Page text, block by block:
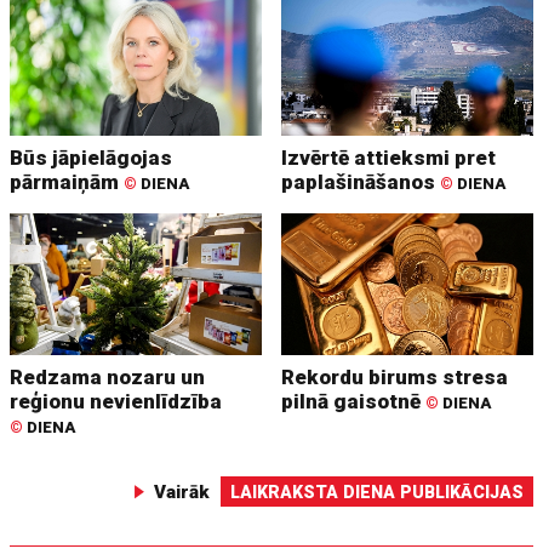
Būs jāpielāgojas
pārmaiņām © DIENA
Izvērtē attieksmi pret
paplašināšanos © DIENA
Redzama nozaru un
reģionu nevienlīdzība
© DIENA
Rekordu birums stresa
pilnā gaisotnē © DIENA
Vairāk LAIKRAKSTA DIENA PUBLIKĀCIJAS